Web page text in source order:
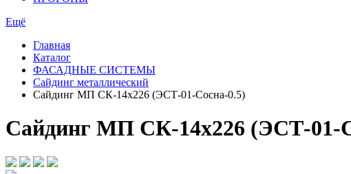
Ещё
Главная
Каталог
ФАСАДНЫЕ СИСТЕМЫ
Сайдинг металлический
Сайдинг МП СК-14х226 (ЭСТ-01-Сосна-0.5)
Сайдинг МП СК-14х226 (ЭСТ-01-